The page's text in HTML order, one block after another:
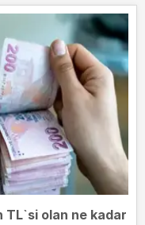
TL`si olan ne kadar